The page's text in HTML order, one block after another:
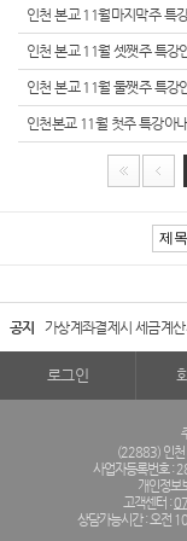
인천 본교 11월마지막주 특
인천 본교 11월 셋쨋주 특강
인천 본교 11월 둘쨋주 특강
인천본교 11월 첫주 특강아내
공지 가상계좌결제시 세금계
로그인
(22883) 인천
사업자등록번호 :
개인정보
고객센터 :
상담가능시간 : 오전